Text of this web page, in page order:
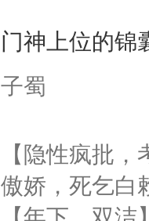
母的微笑：“
留看着面前这
人，突然醒悟
卫天还没亮
腰：“陛下，
任务5【偏执
在我家的第一
说话】任务
任务11【乖
【鲛人萌妻X
门神上位的锦
子蜀
【隐性疯批
傲娇，死乞白